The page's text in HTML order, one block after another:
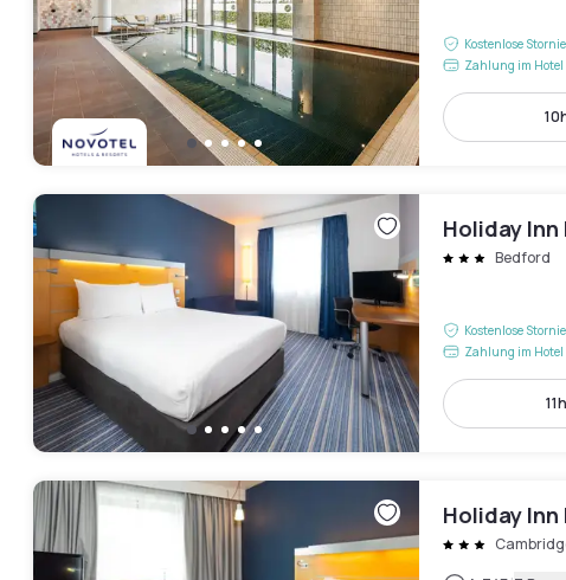
Kostenlose
Zahlung im Hotel
Holiday Inn
Bedford
Kostenlose
Zahlung im Hotel
Holiday Inn